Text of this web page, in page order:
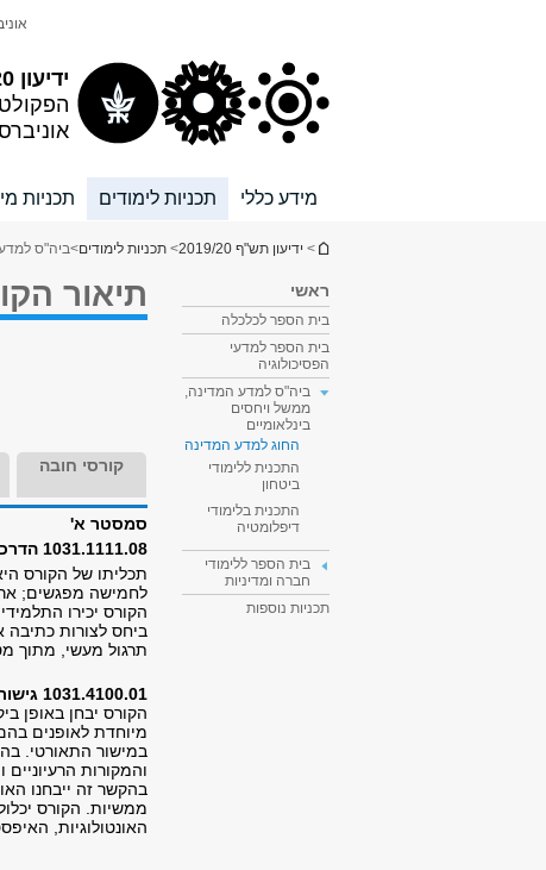
ידיעון 2019/20
מידע כללי תכניות לימודים תכניות
הינך נמצא כאן
> ידיעון תש"ף 2019/20 > תכניות לימודים>ביה"ס
ראשי
בית הספר לכלכלה
בית הספר למדעי
הפסיכולוגיה
ביה"ס למדע המדינה,
ממשל ויחסים
בינלאומיים
החוג למדע המדינה
התכנית ללימודי
ביטחון
התכנית בלימודי
דיפלומטיה
בית הספר ללימודי
חברה ומדיניות
תכניות נוספות
תיאור
קורסי חובה
סמסטר א'
1031.1111.08 הדרכה בכתיבה מדעית
תכליתו של הקורס
לחמישה מפגשים;
הקורס יכירו
ביחס לצורות כתיבה
תרגול מעשי, מתוך
1031.4100.01 גישות ותיאוריות במדע המדינה לתלמידי המסלול עם עבודת גמר
הקורס יבחן באופן
מיוחדת לאופנים
במישור התאורטי.
והמקורות
בהקשר זה ייבחנו
ממשיות. הקורס
האונטולוגיות,